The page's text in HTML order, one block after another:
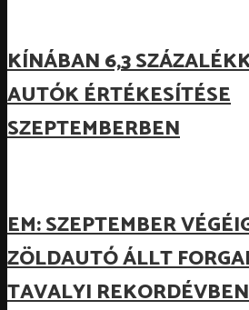
KÍNÁBAN 6,3
AUTÓK ÉRTÉKESÍTÉSE
SZEPTEMBERBEN
EM: SZEPTEMBER
ZÖLDAUTÓ ÁLLT
TAVALYI